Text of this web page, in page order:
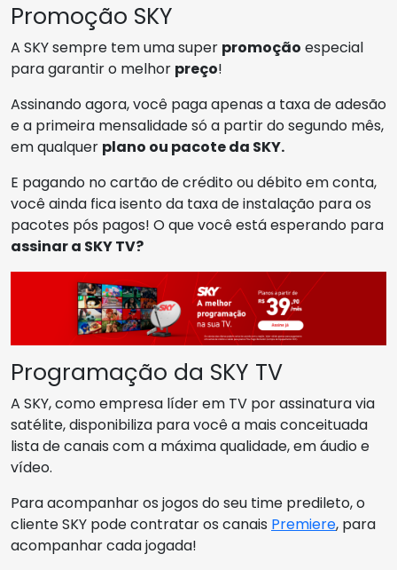
Promoção SKY
A SKY sempre tem uma super promoção especial
para garantir o melhor preço!
Assinando agora, você paga apenas a taxa de adesão
e a primeira mensalidade só a partir do segundo mês,
em qualquer plano ou pacote da SKY.
E pagando no cartão de crédito ou débito em conta,
você ainda fica isento da taxa de instalação para os
pacotes pós pagos! O que você está esperando para
assinar a SKY TV?
Programação da SKY TV
A SKY, como empresa líder em TV por assinatura via
satélite, disponibiliza para você a mais conceituada
lista de canais com a máxima qualidade, em áudio e
vídeo.
Para acompanhar os jogos do seu time predileto, o
cliente SKY pode contratar os canais Premiere, para
acompanhar cada jogada!